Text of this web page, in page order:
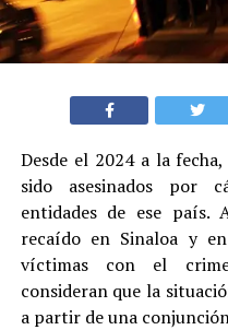
Desde el 2024 a la
sido asesinados por
entidades de ese país.
recaído en Sinaloa y
víctimas con el
consideran que la
a partir de una